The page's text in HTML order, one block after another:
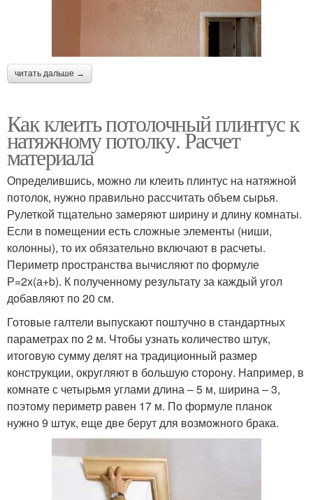
читать дальше →
Как клеить потолочный плинтус к
натяжному потолку. Расчет
материала
Определившись, можно ли клеить плинтус на натяжной
потолок, нужно правильно рассчитать объем сырья.
Рулеткой тщательно замеряют ширину и длину комнаты.
Если в помещении есть сложные элементы (ниши,
колонны), то их обязательно включают в расчеты.
Периметр пространства вычисляют по формуле
Р=2х(а+b). К полученному результату за каждый угол
добавляют по 20 см.
Готовые галтели выпускают поштучно в стандартных
параметрах по 2 м. Чтобы узнать количество штук,
итоговую сумму делят на традиционный размер
конструкции, округляют в большую сторону. Например, в
комнате с четырьмя углами длина – 5 м, ширина – 3,
поэтому периметр равен 17 м. По формуле планок
нужно 9 штук, еще две берут для возможного брака.